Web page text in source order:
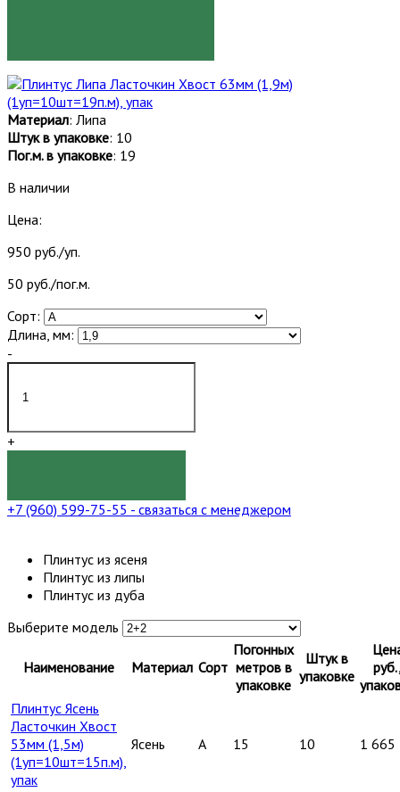
Материал: Липа
Штук в упаковке: 10
Пог.м. в упаковке: 19
В наличии
Цена:
950 руб./уп.
50 руб./пог.м.
Сорт:
Длина, мм:
-
+
+7 (960) 599-75-55 - связаться с менеджером
Плинтус из ясеня
Плинтус из липы
Плинтус из дуба
Выберите модель
Наименование Материал Сорт
Погонных
метров в
упаковке
Штук в
упаковке
Плинтус Ясень
Ласточкин Хвост
53мм (1,5м)
(1уп=10шт=15п.м),
упак
Ясень A 15 10 1 665